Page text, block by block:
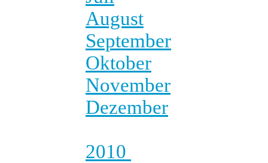
August
September
Oktober
November
Dezember
2010